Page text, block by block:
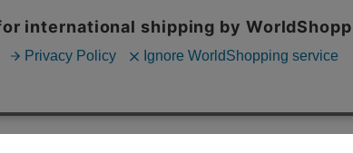
。ボタンから同意の可否を選択してください。選
ます。クッキーを通じて収集する情報には「お客